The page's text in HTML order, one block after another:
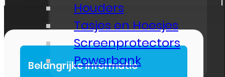
Houders
Tasjes en Hoesjes
Screenprotectors
Powerbank
Belangrijke informatie